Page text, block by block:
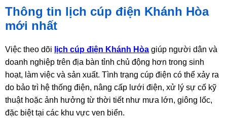
Thông tin lịch cúp điện Khánh Hòa
mới nhất
Việc theo dõi lịch cúp điện Khánh Hòa giúp người dân và
doanh nghiệp trên địa bàn tỉnh chủ động hơn trong sinh
hoạt, làm việc và sản xuất. Tình trạng cúp điện có thể xảy ra
do bảo trì hệ thống điện, nâng cấp lưới điện, xử lý sự cố kỹ
thuật hoặc ảnh hưởng từ thời tiết như mưa lớn, giông lốc,
đặc biệt tại các khu vực ven biển.